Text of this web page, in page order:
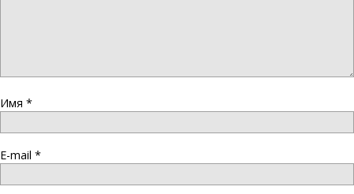
Имя *
E-mail *